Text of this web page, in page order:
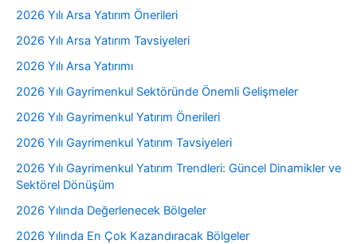
2026 Yılı Arsa Yatırım Önerileri
2026 Yılı Arsa Yatırım Tavsiyeleri
2026 Yılı Arsa Yatırımı
2026 Yılı Gayrimenkul Sektöründe Önemli Gelişmeler
2026 Yılı Gayrimenkul Yatırım Önerileri
2026 Yılı Gayrimenkul Yatırım Tavsiyeleri
2026 Yılı Gayrimenkul Yatırım Trendleri: Güncel Dinamikler ve
Sektörel Dönüşüm
2026 Yılında Değerlenecek Bölgeler
2026 Yılında En Çok Kazandıracak Bölgeler